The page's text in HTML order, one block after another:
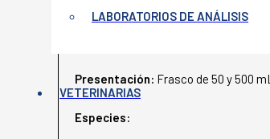
LABORATORIOS DE ANÁLISIS
VETERINARIAS
Presentación: Frasco de 50 y 500 mL.
Especies: